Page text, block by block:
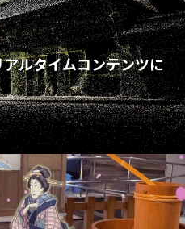
ルタイムコンテンツに